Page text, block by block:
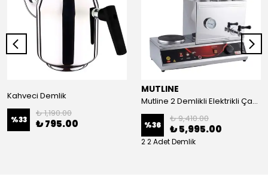
Kahveci Demlik
%33
₺ 1,190.00
₺ 795.00
MUTLINE
Mutline 2 Demlikli Elektrikli Çay Kazanı, Çay Ocağı 25 LT
%36
₺ 9,410.00
₺ 5,995.00
2 2 Adet Demlik